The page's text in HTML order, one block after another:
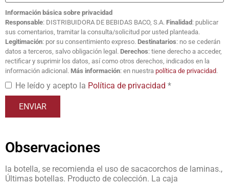
Información básica sobre privacidad
Responsable: DISTRIBUIDORA DE BEBIDAS BACO, S.A. Finalidad : publicar
sus comentarios, tramitar la consulta/solicitud por usted planteada.
Legitimación: por su consentimiento expreso. Destinatarios: no se cederán
datos a terceros, salvo obligación legal. Derechos: tiene derecho a acceder,
rectificar y suprimir los datos, así como otros derechos, indicados en la
información adicional. Más información: en nuestra política de privacidad.
He leído y acepto la Política de privacidad *
Observaciones
la botella, se recomienda el uso de sacacorchos de laminas.,
Últimas botellas. Producto de colección. La caja